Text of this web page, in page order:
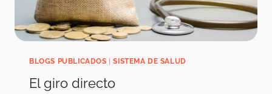
BLOGS PUBLICADOS |SISTEMA DE SALUD
El giro directo